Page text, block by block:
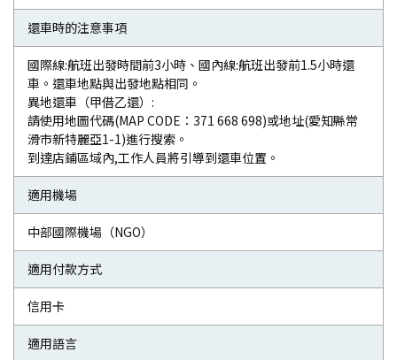
還車時的注意事項
國際線:航班出發時間前3小時、國內線:航班出發前1.5小時還
車。還車地點與出發地點相同。
異地還車（甲借乙還）:
請使用地圖代碼(MAP CODE：371 668 698)或地址(愛知縣常
滑市新特麗亞1-1)進行搜索。
到達店鋪區域內,工作人員將引導到還車位置。
適用機場
中部國際機場（NGO）
適用付款方式
信用卡
適用語言